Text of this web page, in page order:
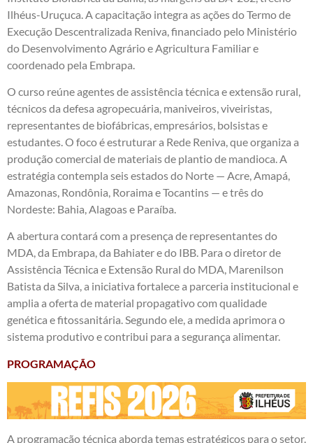
Ilhéus-Uruçuca. A capacitação integra as ações do Termo de
Execução Descentralizada Reniva, financiado pelo Ministério
do Desenvolvimento Agrário e Agricultura Familiar e
coordenado pela Embrapa.
O curso reúne agentes de assistência técnica e extensão rural,
técnicos da defesa agropecuária, maniveiros, viveiristas,
representantes de biofábricas, empresários, bolsistas e
estudantes. O foco é estruturar a Rede Reniva, que organiza a
produção comercial de materiais de plantio de mandioca. A
estratégia contempla seis estados do Norte — Acre, Amapá,
Amazonas, Rondônia, Roraima e Tocantins — e três do
Nordeste: Bahia, Alagoas e Paraíba.
A abertura contará com a presença de representantes do
MDA, da Embrapa, da Bahiater e do IBB. Para o diretor de
Assistência Técnica e Extensão Rural do MDA, Marenilson
Batista da Silva, a iniciativa fortalece a parceria institucional e
amplia a oferta de material propagativo com qualidade
genética e fitossanitária. Segundo ele, a medida aprimora o
sistema produtivo e contribui para a segurança alimentar.
PROGRAMAÇÃO
A programação técnica aborda temas estratégicos para o setor.